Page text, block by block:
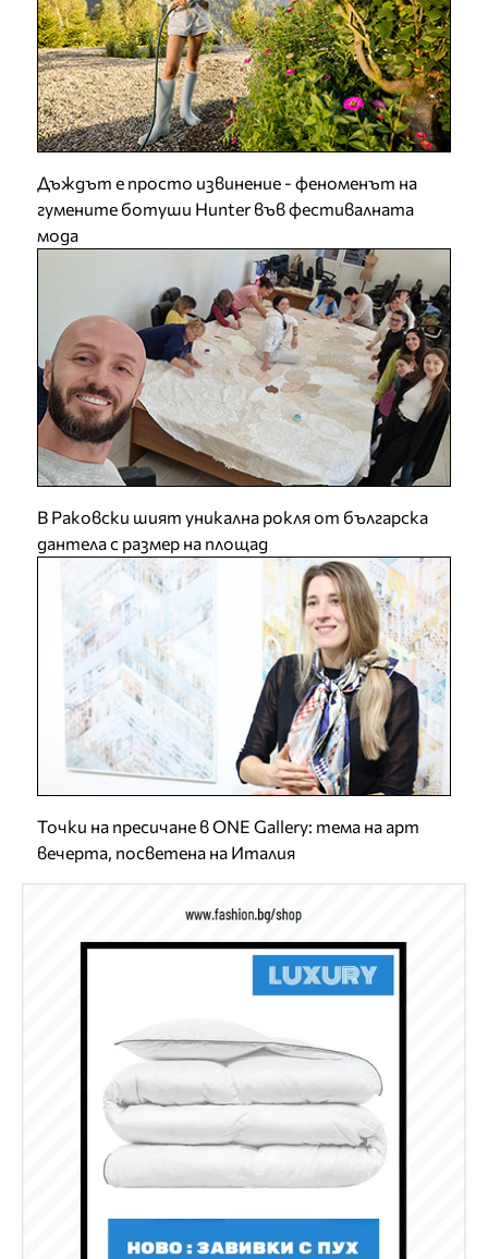
Дъждът е просто извинение - феноменът на
гумените ботуши Hunter във фестивалната
мода
В Раковски шият уникална рокля от българска
дантела с размер на площад
Точки на пресичане в ONE Gallery: тема на арт
вечерта, посветена на Италия